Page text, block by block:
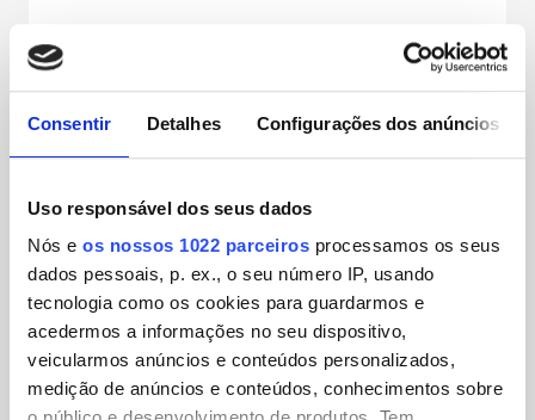
Consentir Detalhes Configurações dos anúncios
Uso responsável dos seus dados
Nós e os nossos 1022 parceiros processamos os seus
dados pessoais, p. ex., o seu número IP, usando
tecnologia como os cookies para guardarmos e
acedermos a informações no seu dispositivo,
veicularmos anúncios e conteúdos personalizados,
medição de anúncios e conteúdos, conhecimentos sobre
So easy, with only a few clicks, you can
choose a city all over the world,
communicate with a clinic through
I immediately booked mine so easy in...
Dubai! I couldn’t believe it but it was
true!
The site overall, is well designed and